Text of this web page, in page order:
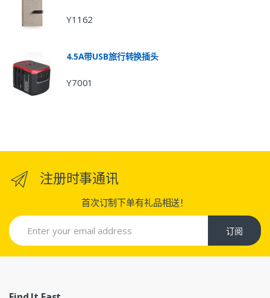
Y1162
4.5A带USB旅行转换插头
Y7001
注册时事通讯
首次订制下单有礼品相送！
订阅